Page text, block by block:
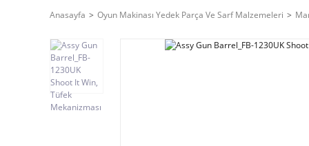
Anasayfa Oyun Makinası Yedek Parça Ve Sarf Malzemeleri